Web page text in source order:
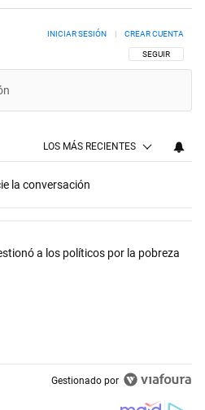
SIGA ESTA
SEGUIR
INICIAR SESIÓN CREAR CUENTA
LOS MÁS RECIENTES
la conversación
con más comentarios en los
título "García Cuerva cuestionó a los
a los políticos por la pobreza
título "" con 6 comentarios.
Gestionado por